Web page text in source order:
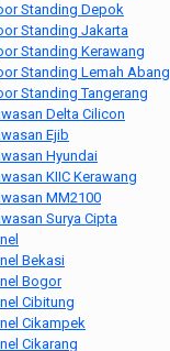
Standing Depok
Standing Jakarta
Standing Kerawang
Standing Lemah Abang
Standing Tangerang
Delta Cilicon
Ejib
Hyundai
KIIC Kerawang
MM2100
Surya Cipta
Bekasi
Bogor
Cibitung
Cikampek
Cikarang